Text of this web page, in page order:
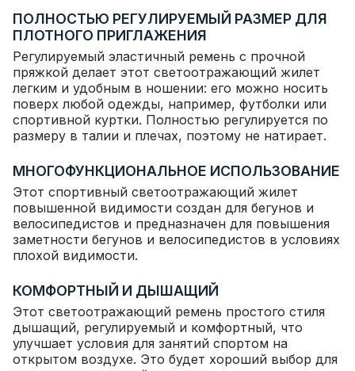
ПОЛНОСТЬЮ РЕГУЛИРУЕМЫЙ РАЗМЕР ДЛЯ
ПЛОТНОГО ПРИГЛАЖЕНИЯ
Регулируемый эластичный ремень с прочной
пряжкой делает этот светоотражающий жилет
легким и удобным в ношении: его можно носить
поверх любой одежды, например, футболки или
спортивной куртки. Полностью регулируется по
размеру в талии и плечах, поэтому не натирает.
МНОГОФУНКЦИОНАЛЬНОЕ ИСПОЛЬЗОВАНИЕ
Этот спортивный светоотражающий жилет
повышенной видимости создан для бегунов и
велосипедистов и предназначен для повышения
заметности бегунов и велосипедистов в условиях
плохой видимости.
КОМФОРТНЫЙ И ДЫШАЩИЙ
Этот светоотражающий ремень простого стиля
дышащий, регулируемый и комфортный, что
улучшает условия для занятий спортом на
открытом воздухе. Это будет хороший выбор для